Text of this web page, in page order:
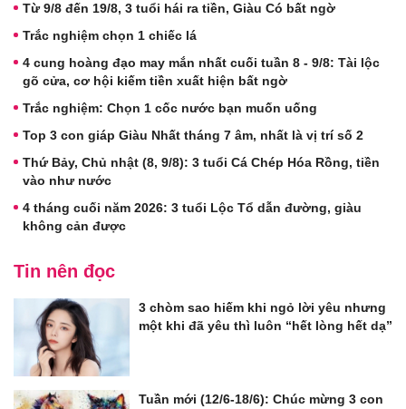
Từ 9/8 đến 19/8, 3 tuổi hái ra tiền, Giàu Có bất ngờ
Trắc nghiệm chọn 1 chiếc lá
4 cung hoàng đạo may mắn nhất cuối tuần 8 - 9/8: Tài lộc
gõ cửa, cơ hội kiếm tiền xuất hiện bất ngờ
Trắc nghiệm: Chọn 1 cốc nước bạn muốn uống
Top 3 con giáp Giàu Nhất tháng 7 âm, nhất là vị trí số 2
Thứ Bảy, Chủ nhật (8, 9/8): 3 tuổi Cá Chép Hóa Rồng, tiền
vào như nước
4 tháng cuối năm 2026: 3 tuổi Lộc Tổ dẫn đường, giàu
không cản được
Tin nên đọc
3 chòm sao hiếm khi ngỏ lời yêu nhưng
một khi đã yêu thì luôn “hết lòng hết dạ”
Tuần mới (12/6-18/6): Chúc mừng 3 con